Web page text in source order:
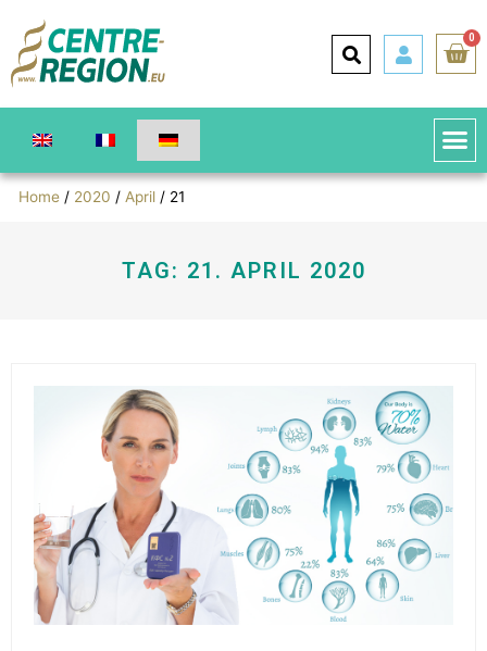
0
Home / 2020 / April / 21
TAG: 21. APRIL 2020